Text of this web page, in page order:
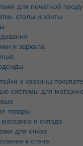
для печатной
столы и зонты
и зеркала
и корзины
системы для
товары
и склада
для очков
к стене